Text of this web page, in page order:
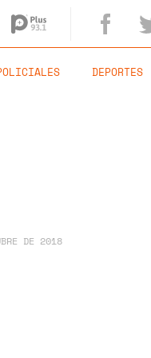
DEPORTES
DE 2018